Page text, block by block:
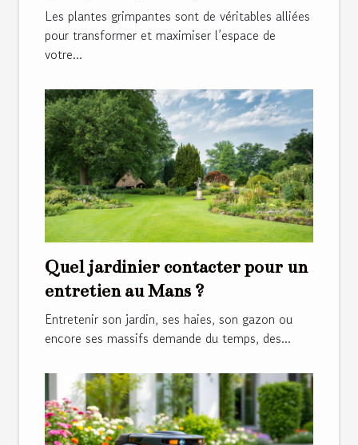
l'espace de votre jardin ?
Les plantes grimpantes sont de véritables alliées
pour transformer et maximiser l’espace de
votre...
Quel jardinier contacter pour un
entretien au Mans ?
Entretenir son jardin, ses haies, son gazon ou
encore ses massifs demande du temps, des...